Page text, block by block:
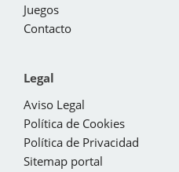
Juegos
Contacto
Legal
Aviso Legal
Política de Cookies
Política de Privacidad
Sitemap portal